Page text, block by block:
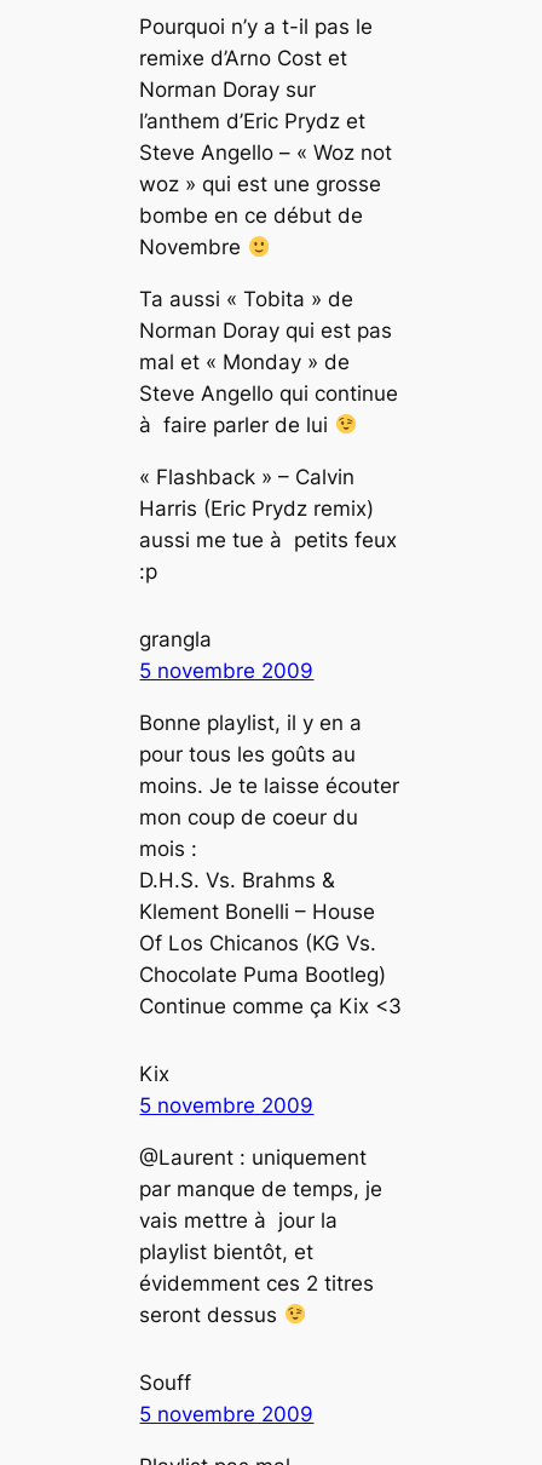
Pourquoi n’y a t-il pas le
remixe d’Arno Cost et
Norman Doray sur
l’anthem d’Eric Prydz et
Steve Angello – « Woz not
woz » qui est une grosse
bombe en ce début de
Novembre
Ta aussi « Tobita » de
Norman Doray qui est pas
mal et « Monday » de
Steve Angello qui continue
à faire parler de lui
« Flashback » – Calvin
Harris (Eric Prydz remix)
aussi me tue à petits feux
:p
grangla
5 novembre 2009
Bonne playlist, il y en a
pour tous les goûts au
moins. Je te laisse écouter
mon coup de coeur du
mois :
D.H.S. Vs. Brahms &
Klement Bonelli – House
Of Los Chicanos (KG Vs.
Chocolate Puma Bootleg)
Continue comme ça Kix <3
Kix
5 novembre 2009
@Laurent : uniquement
par manque de temps, je
vais mettre à jour la
playlist bientôt, et
évidemment ces 2 titres
seront dessus
Souff
5 novembre 2009